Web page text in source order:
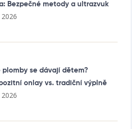
Bezpečné metody a ultrazvuk
plomby se dávají dětem?
onlay vs. tradiční výplně